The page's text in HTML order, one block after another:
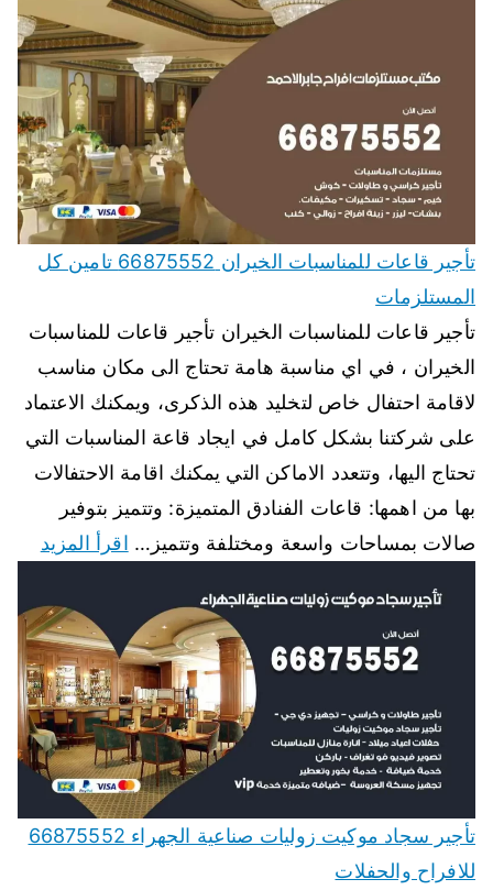
تأجير قاعات للمناسبات الخيران 66875552 تامين كل
المستلزمات
تأجير قاعات للمناسبات الخيران تأجير قاعات للمناسبات
الخيران ، في اي مناسبة هامة تحتاج الى مكان مناسب
لاقامة احتفال خاص لتخليد هذه الذكرى، ويمكنك الاعتماد
على شركتنا بشكل كامل في ايجاد قاعة المناسبات التي
تحتاج اليها، وتتعدد الاماكن التي يمكنك اقامة الاحتفالات
بها من اهمها: قاعات الفنادق المتميزة: وتتميز بتوفير
صالات بمساحات واسعة ومختلفة وتتميز… اقرأ المزيد
تأجير سجاد موكيت زوليات صناعية الجهراء 66875552
للافراح والحفلات